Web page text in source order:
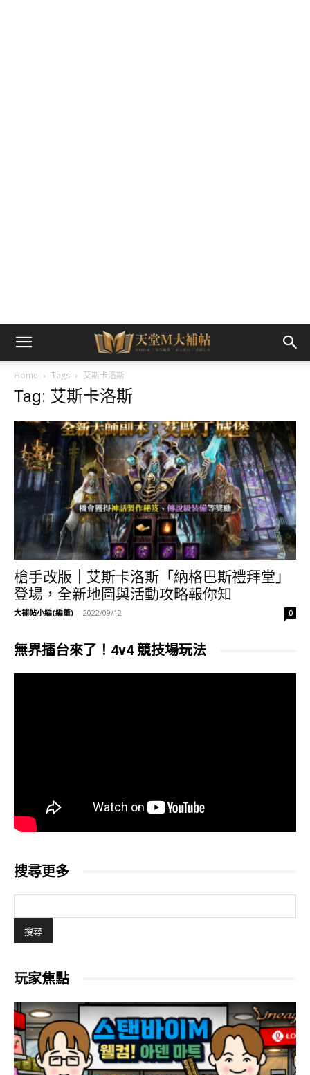
Home Tags 艾斯卡洛斯
Tag: 艾斯卡洛斯
槍手改版｜艾斯卡洛斯「納格巴斯禮拜堂」
登場，全新地圖與活動攻略報你知
大補帖小編(編董) - 2022/09/12 0
無界擂台來了！4v4 競技場玩法
搜尋更多
玩家焦點